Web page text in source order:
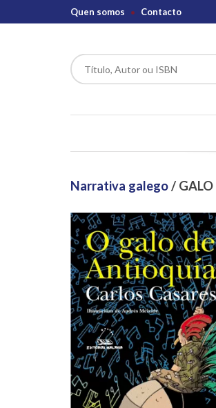
Quen somos Contacto
Narrativa galego/